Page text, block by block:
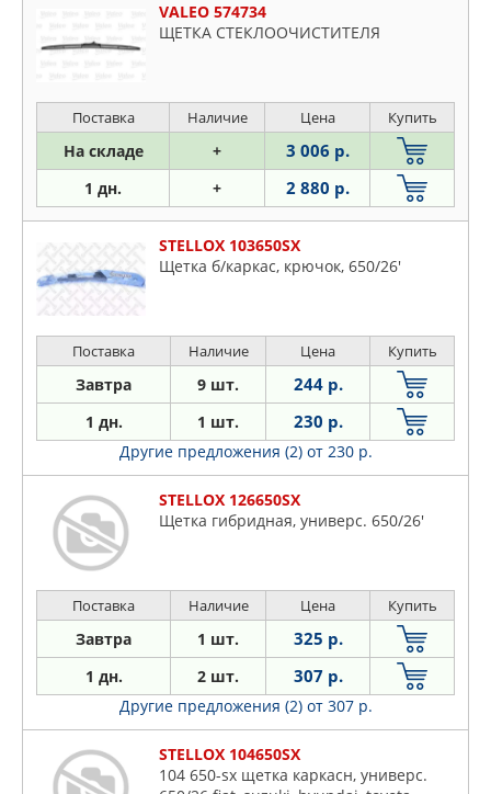
VALEO 574734
ЩЕТКА СТЕКЛООЧИСТИТЕЛЯ
Поставка Наличие Цена Купить
На складе + 3 006 р.
1 дн. + 2 880 р.
STELLOX 103650SX
Щетка б/каркас, крючок, 650/26'
Поставка Наличие Цена Купить
Завтра 9 шт. 244 р.
1 дн. 1 шт. 230 р.
Другие предложения (2) от 230 р.
STELLOX 126650SX
Щетка гибридная, универс. 650/26'
Поставка Наличие Цена Купить
Завтра 1 шт. 325 р.
1 дн. 2 шт. 307 р.
Другие предложения (2) от 307 р.
STELLOX 104650SX
104 650-sx щетка каркасн, универс.